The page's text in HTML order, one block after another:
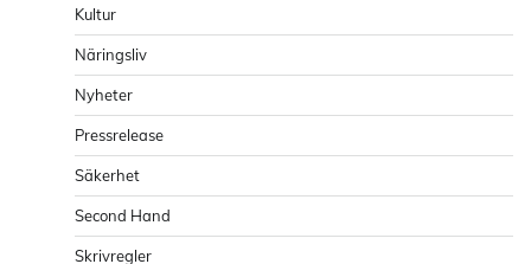
Kultur
Näringsliv
Nyheter
Pressrelease
Säkerhet
Second Hand
Skrivregler